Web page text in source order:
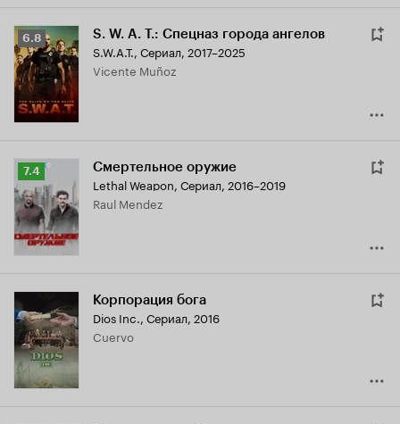
Рейтинг
Кинопоиска
6.8
6.8 S. W. A. T.: Спецназ города ангелов
S.W.A.T., Сериал, 2017–2025
Vicente Muñoz
Рейтинг
Кинопоиска
7.4
7.4 Смертельное оружие
Lethal Weapon, Сериал, 2016–2019
Raul Mendez
Корпорация бога
Dios Inc., Сериал, 2016
Cuervo